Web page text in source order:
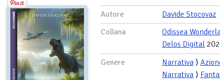
Autore
Davide Stocovaz
Collana
Odissea
Delos Digital
Genere
Narrativa ⟩
Narrativa ⟩